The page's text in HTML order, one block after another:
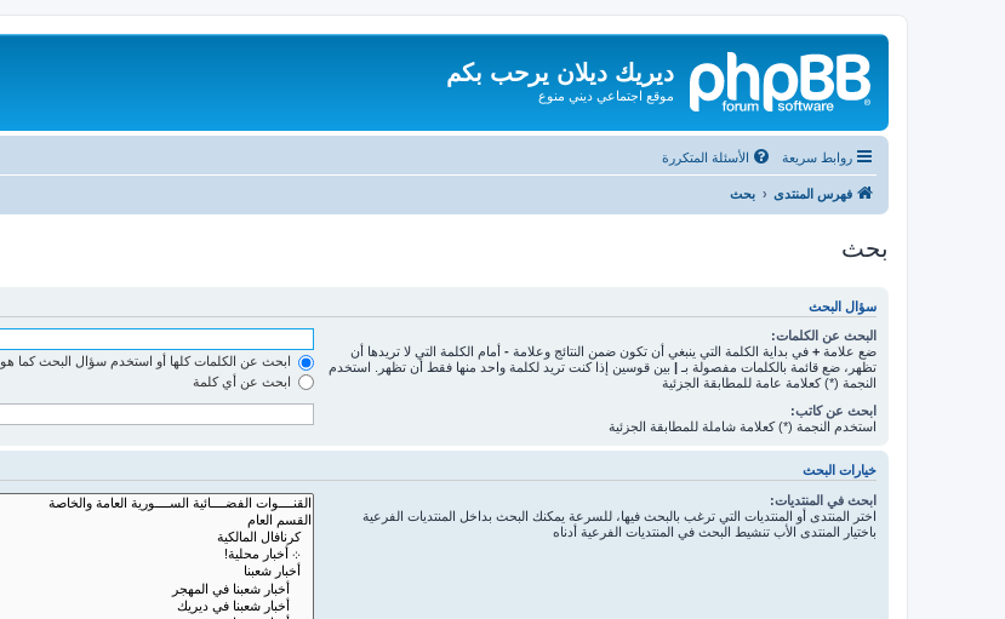
ديريك ديلان يرحب بكم
موقع اجتماعي ديني منوع
روابط سريعة الأسئلة المتكررة
فهرس المنتدى بحث
بحث
سؤال البحث
البحث عن الكلمات:
ضع علامة + في بداية الكلمة التي ينبغي أن تكون ضمن النتائج وعلامة - أمام الكلمة التي لا تريدها أن
تظهر، ضع قائمة بالكلمات مفصولة بـ | بين قوسين إذا كنت تريد لكلمة واحد منها فقط أن تظهر. استخدم
النجمة (*) كعلامة عامة للمطابقة الجزئية
ابحث عن الكلمات كلها أو استخدم سؤال البحث كما هو
ابحث عن أي كلمة
ابحث عن كاتب:
استخدم النجمة (*) كعلامة شاملة للمطابقة الجزئية
خيارات البحث
ابحث في المنتديات:
اختر المنتدى أو المنتديات التي ترغب بالبحث فيها، للسرعة يمكنك البحث بداخل المنتديات الفرعية
باختيار المنتدى الأب تنشيط البحث في المنتديات الفرعية أدناه